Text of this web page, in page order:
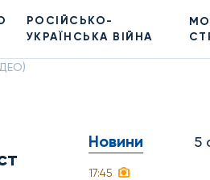
РОСІЙСЬКО-
УКРАЇНСЬКА ВІЙНА
Новини 5
17:45